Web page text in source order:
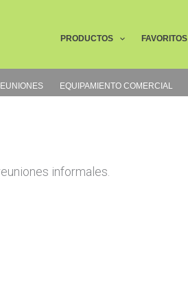
PRODUCTOS FAVORITOS
EQUIPAMIENTO COMERCIAL
informales.